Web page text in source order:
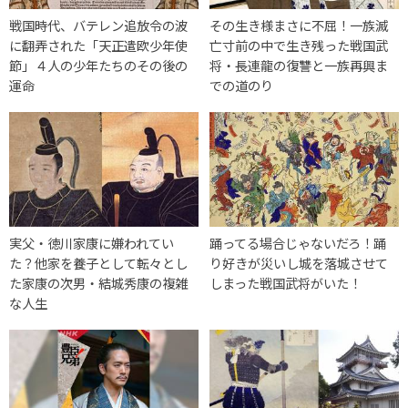
戦国時代、バテレン追放令の波
に翻弄された「天正遣欧少年使
節」４人の少年たちのその後の
運命
その生き様まさに不屈！一族滅
亡寸前の中で生き残った戦国武
将・長連龍の復讐と一族再興ま
での道のり
実父・徳川家康に嫌われてい
た？他家を養子として転々とし
た家康の次男・結城秀康の複雑
な人生
踊ってる場合じゃないだろ！踊
り好きが災いし城を落城させて
しまった戦国武将がいた！